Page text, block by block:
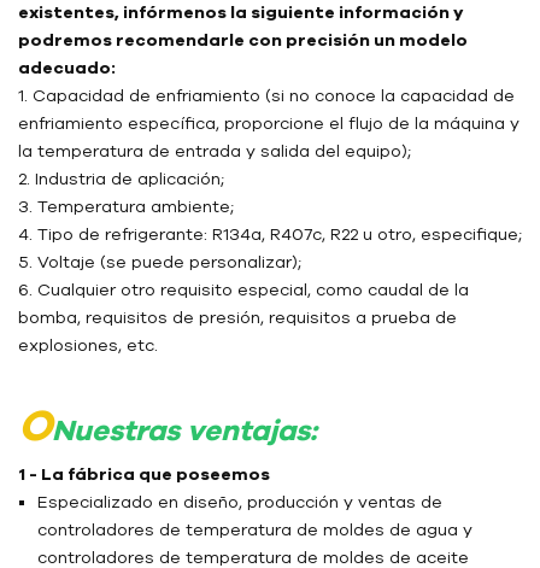
existentes, infórmenos la siguiente información y
podremos recomendarle con precisión un modelo
adecuado:
1. Capacidad de enfriamiento (si no conoce la capacidad de
enfriamiento específica, proporcione el flujo de la máquina y
la temperatura de entrada y salida del equipo);
2. Industria de aplicación;
3. Temperatura ambiente;
4. Tipo de refrigerante: R134a, R407c, R22 u otro, especifique;
5. Voltaje (se puede personalizar);
6. Cualquier otro requisito especial, como caudal de la
bomba, requisitos de presión, requisitos a prueba de
explosiones, etc.
ONuestras ventajas:
1 - La fábrica que poseemos
Especializado en diseño, producción y ventas de
controladores de temperatura de moldes de agua y
controladores de temperatura de moldes de aceite